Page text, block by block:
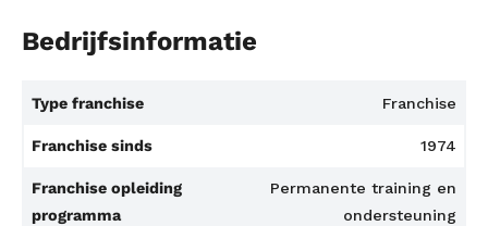
Bedrijfsinformatie
Type franchise Franchise
Franchise sinds 1974
Franchise opleiding
programma
Permanente training en
ondersteuning